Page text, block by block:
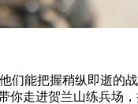
能把握稍纵即逝的战
你走进贺兰山练兵场